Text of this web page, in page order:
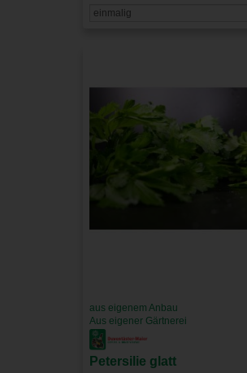
aus eigenem Anbau
Aus eigener Gärtnerei
Petersilie glatt